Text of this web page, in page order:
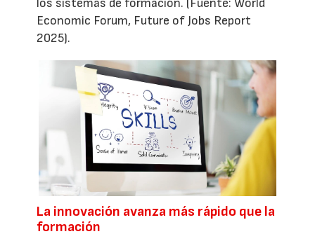
los sistemas de formación. (Fuente: World
Economic Forum, Future of Jobs Report
2025).
La innovación avanza más rápido que la
formación